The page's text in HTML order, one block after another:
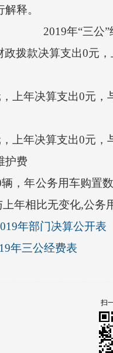
释。
2019年“三公”
款决算支出0元，
年决算支出0元，
年决算支出0元，
护费
年公务用车购置
年相比无变化,公务
年部门决算公开表
年三公经费表
扫